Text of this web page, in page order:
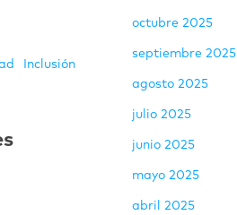
Inclusión
octubre 2025
septiembre 2025
agosto 2025
julio 2025
junio 2025
mayo 2025
abril 2025